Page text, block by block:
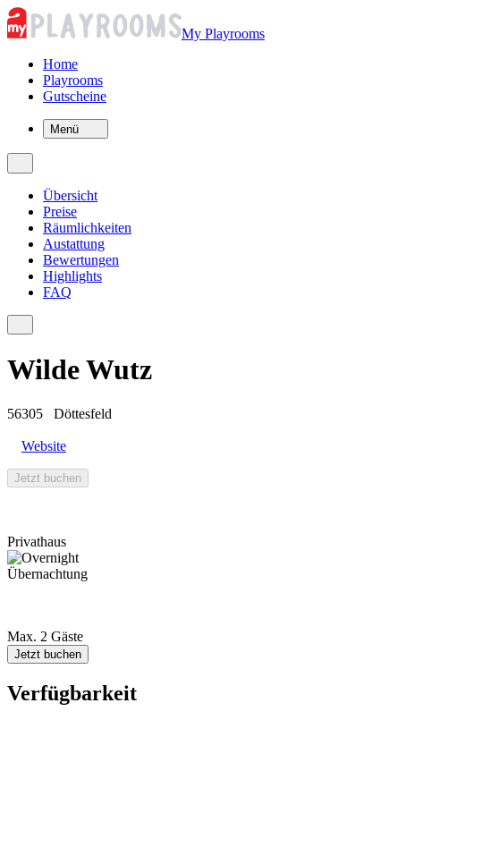
My Playrooms
Home
Playrooms
Gutscheine
Menü
Übersicht
Preise
Räumlichkeiten
Austattung
Bewertungen
Highlights
FAQ
Wilde Wutz
56305 Döttesfeld
Website
Jetzt buchen
Privathaus
Übernachtung
Max. 2 Gäste
Jetzt buchen
Verfügbarkeit